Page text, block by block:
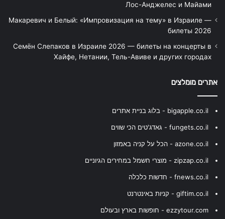
Лос-Анджелес и Майами
Макаревич и Белый: «Импровизация на тему» в Израиле —
билеты 2026
Семён Слепаков в Израиле 2026 — билеты на концерты в
Хайфе, Нетании, Тель-Авиве и других городах
אתרים מומלצים
bigapple.co.il - בלוג בניית אתרים
fungets.co.il - גאדג'טים הכי שווים
azone.co.il - הכל על קניה באמזון
zipzap.co.il - מוצרי חשמל במחירים הגיוניים
fnews.co.il - חדשות כלכלה
giftim.co.il - קניות באינטרנט
ezzytour.com - חופשות בארץ ובעולם